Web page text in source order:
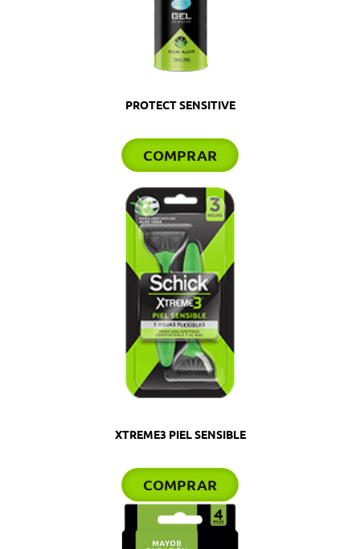
PROTECT SENSITIVE
COMPRAR
XTREME3 PIEL SENSIBLE
COMPRAR